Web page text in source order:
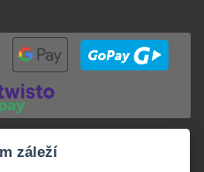
záleží